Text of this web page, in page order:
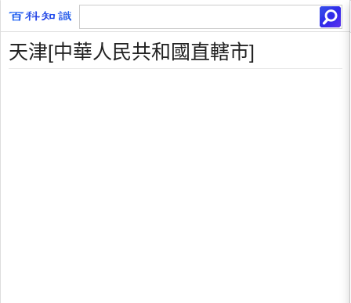
天津[中華人民共和國直轄市]